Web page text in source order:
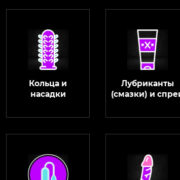
Кольца и
насадки
Лубриканты
(смазки) и